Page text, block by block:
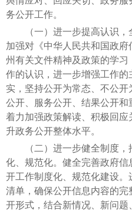
务公开工作。
（一）进一步提高认识，
加强对《中华人民共和国政府
州有关文件精神及政策的学
作的认识，进一步增强工作
实，坚持公开为常态、不公
公开、服务公开、结果公开和
着力加强政策解读、积极回
升政务公开整体水平。
（二）进一步健全制度，
化、规范化。健全完善政府
开工作制度化、规范化建设
清单，确保公开信息内容的
开形式，结合新情况、新问题